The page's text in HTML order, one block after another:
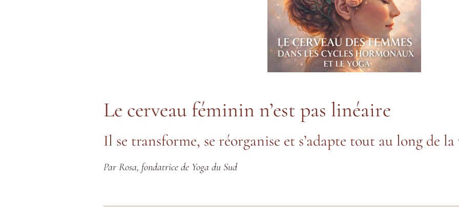
Le cerveau féminin n’est pas linéaire
Il se transforme, se réorganise et s’adapte tout au long de la
Par Rosa, fondatrice de Yoga du Sud